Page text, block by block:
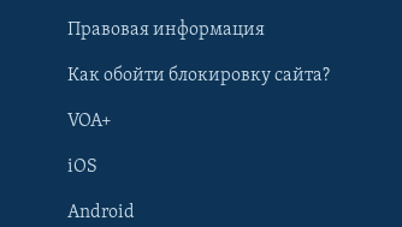
Правовая информация
Как обойти блокировку сайта?
VOA+
iOS
Android